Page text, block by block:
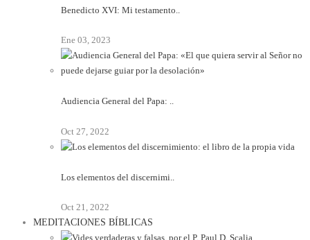
Benedicto XVI: Mi testamento..
Ene 03, 2023
Audiencia General del Papa: ..
Oct 27, 2022
Los elementos del discernimi..
Oct 21, 2022
MEDITACIONES BÍBLICAS